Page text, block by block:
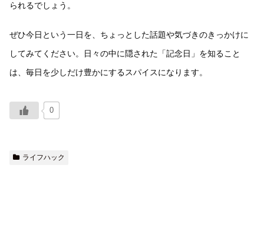
られるでしょう。
ぜひ今日という一日を、ちょっとした話題や気づきのきっかけに
してみてください。日々の中に隠された「記念日」を知ること
は、毎日を少しだけ豊かにするスパイスになります。
0
ライフハック